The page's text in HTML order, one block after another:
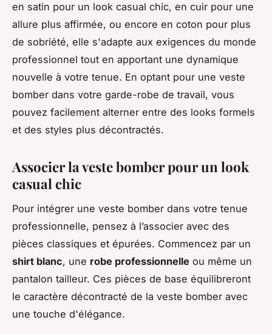
en satin pour un look casual chic, en cuir pour une
allure plus affirmée, ou encore en coton pour plus
de sobriété, elle s'adapte aux exigences du monde
professionnel tout en apportant une dynamique
nouvelle à votre tenue. En optant pour une veste
bomber dans votre garde-robe de travail, vous
pouvez facilement alterner entre des looks formels
et des styles plus décontractés.
Associer la veste bomber pour un look
casual chic
Pour intégrer une veste bomber dans votre tenue
professionnelle, pensez à l’associer avec des
pièces classiques et épurées. Commencez par un
shirt blanc, une robe professionnelle ou même un
pantalon tailleur. Ces pièces de base équilibreront
le caractère décontracté de la veste bomber avec
une touche d'élégance.